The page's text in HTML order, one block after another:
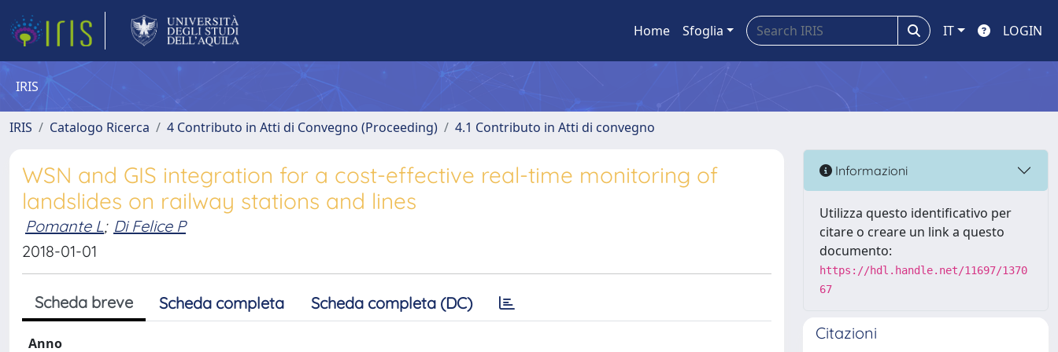
Home Sfoglia IT LOGIN
IRIS
IRIS Catalogo Ricerca 4 Contributo in Atti di Convegno (Proceeding) 4.1 Contributo in Atti di convegno
WSN and GIS integration for a cost-effective real-time monitoring of
landslides on railway stations and lines
Pomante L; Di Felice P
2018-01-01
Scheda breve Scheda completa Scheda completa (DC)
Anno
Informazioni
Utilizza questo identificativo per
citare o creare un link a questo
documento:
https://hdl.handle.net/11697/1370
67
Citazioni